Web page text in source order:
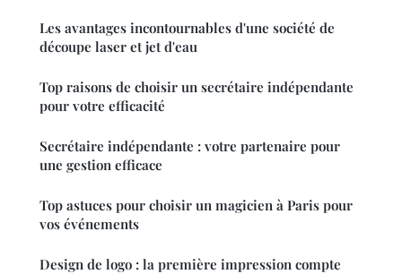
Les avantages incontournables d'une société de
découpe laser et jet d'eau
Top raisons de choisir un secrétaire indépendante
pour votre efficacité
Secrétaire indépendante : votre partenaire pour
une gestion efficace
Top astuces pour choisir un magicien à Paris pour
vos événements
Design de logo : la première impression compte